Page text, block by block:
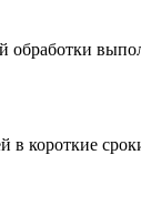
обработки
в короткие